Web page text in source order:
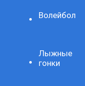
Волейбол
Лыжные
гонки